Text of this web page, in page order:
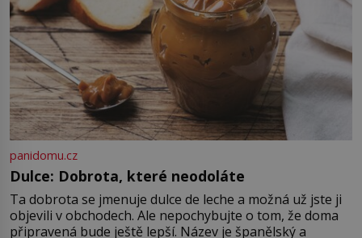
panidomu.cz
Dulce: Dobrota, které neodoláte
Ta dobrota se jmenuje dulce de leche a možná už jste ji
objevili v obchodech. Ale nepochybujte o tom, že doma
připravená bude ještě lepší. Název je španělský a